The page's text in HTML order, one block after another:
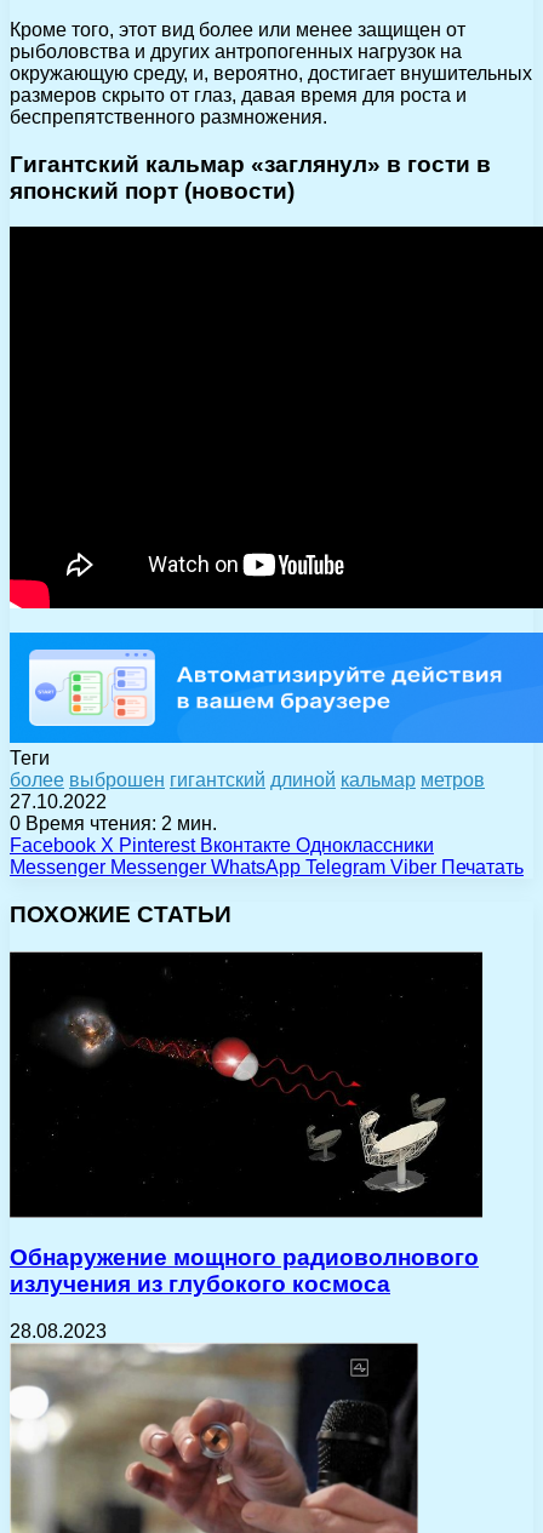
Кроме того, этот вид более или менее защищен от
рыболовства и других антропогенных нагрузок на
окружающую среду, и, вероятно, достигает внушительных
размеров скрыто от глаз, давая время для роста и
беспрепятственного размножения.
Гигантский кальмар «заглянул» в гости в
японский порт (новости)
Теги
более выброшен гигантский длиной кальмар метров
27.10.2022
0 Время чтения: 2 мин.
Facebook X Pinterest Вконтакте Одноклассники
Messenger Messenger WhatsApp Telegram Viber Печатать
ПОХОЖИЕ СТАТЬИ
Обнаружение мощного радиоволнового
излучения из глубокого космоса
28.08.2023